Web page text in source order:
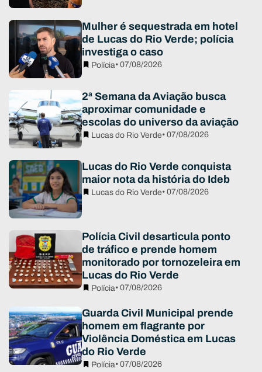
Mulher é sequestrada em hotel
de Lucas do Rio Verde; polícia
investiga o caso
Polícia• 07/08/2026
2ª Semana da Aviação busca
aproximar comunidade e
escolas do universo da aviação
Lucas do Rio Verde• 07/08/2026
Lucas do Rio Verde conquista
maior nota da história do Ideb
Lucas do Rio Verde• 07/08/2026
Polícia Civil desarticula ponto
de tráfico e prende homem
monitorado por tornozeleira em
Lucas do Rio Verde
Polícia• 07/08/2026
Guarda Civil Municipal prende
homem em flagrante por
Violência Doméstica em Lucas
do Rio Verde
Polícia• 07/08/2026